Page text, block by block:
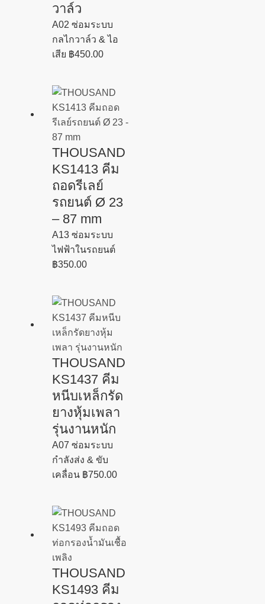
วาล์ว
A02 ซ่อมระบบ
กลไกวาล์ว & ไอ
เสีย ฿450.00
THOUSAND
KS1413 คีม
ถอดรีเลย์
รถยนต์ Ø 23
– 87 mm
A13 ซ่อมระบบ
ไฟฟ้าในรถยนต์
฿350.00
THOUSAND
KS1437 คีม
หนีบเหล็กรัด
ยางหุ้มเพลา
รุ่นงานหนัก
A07 ซ่อมระบบ
กำลังส่ง & ขับ
เคลื่อน ฿750.00
THOUSAND
KS1493 คีม